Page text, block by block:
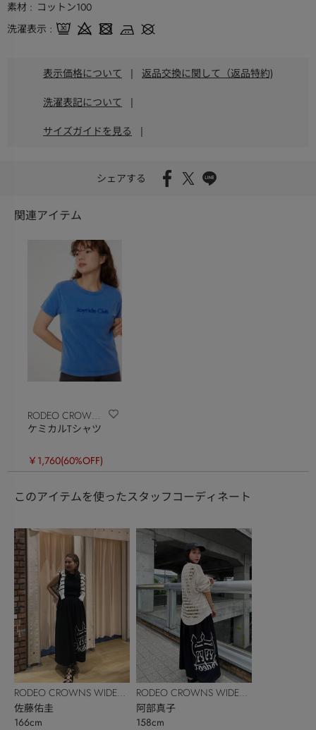
素材
コットン100
洗濯表示
表示価格について | 返品交換に関して（返品特約)
洗濯表記について |
サイズガイドを見る |
シェアする
関連アイテム
RODEO CROWNS
WIDE BOWL
ケミカルTシャツ
￥1,760(60%OFF)
このアイテムを使ったスタッフコーディネート
RODEO CROWNS WIDE
BOWL
佐藤佑圭
166cm
RODEO CROWNS WIDE
BOWL
阿部真子
158cm